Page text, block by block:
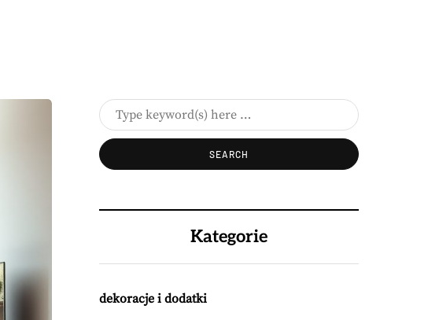
Kategorie
dekoracje i dodatki